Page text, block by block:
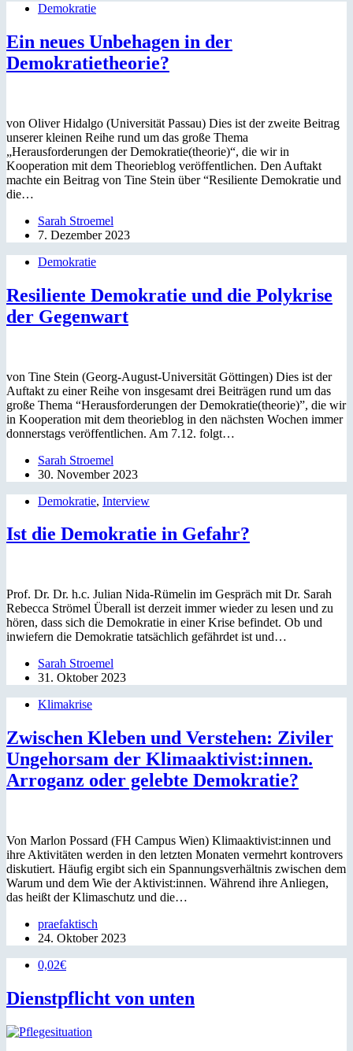
Demokratie
Ein neues Unbehagen in der
Demokratietheorie?
von Oliver Hidalgo (Universität Passau) Dies ist der zweite Beitrag
unserer kleinen Reihe rund um das große Thema
„Herausforderungen der Demokratie(theorie)“, die wir in
Kooperation mit dem Theorieblog veröffentlichen. Den Auftakt
machte ein Beitrag von Tine Stein über “Resiliente Demokratie und
die…
Sarah Stroemel
7. Dezember 2023
Demokratie
Resiliente Demokratie und die Polykrise
der Gegenwart
von Tine Stein (Georg-August-Universität Göttingen) Dies ist der
Auftakt zu einer Reihe von insgesamt drei Beiträgen rund um das
große Thema “Herausforderungen der Demokratie(theorie)”, die wir
in Kooperation mit dem theorieblog in den nächsten Wochen immer
donnerstags veröffentlichen. Am 7.12. folgt…
Sarah Stroemel
30. November 2023
Demokratie, Interview
Ist die Demokratie in Gefahr?
Prof. Dr. Dr. h.c. Julian Nida-Rümelin im Gespräch mit Dr. Sarah
Rebecca Strömel Überall ist derzeit immer wieder zu lesen und zu
hören, dass sich die Demokratie in einer Krise befindet. Ob und
inwiefern die Demokratie tatsächlich gefährdet ist und…
Sarah Stroemel
31. Oktober 2023
Klimakrise
Zwischen Kleben und Verstehen: Ziviler
Ungehorsam der Klimaaktivist:innen.
Arroganz oder gelebte Demokratie?
Von Marlon Possard (FH Campus Wien) Klimaaktivist:innen und
ihre Aktivitäten werden in den letzten Monaten vermehrt kontrovers
diskutiert. Häufig ergibt sich ein Spannungsverhältnis zwischen dem
Warum und dem Wie der Aktivist:innen. Während ihre Anliegen,
das heißt der Klimaschutz und die…
praefaktisch
24. Oktober 2023
0,02€
Dienstpflicht von unten